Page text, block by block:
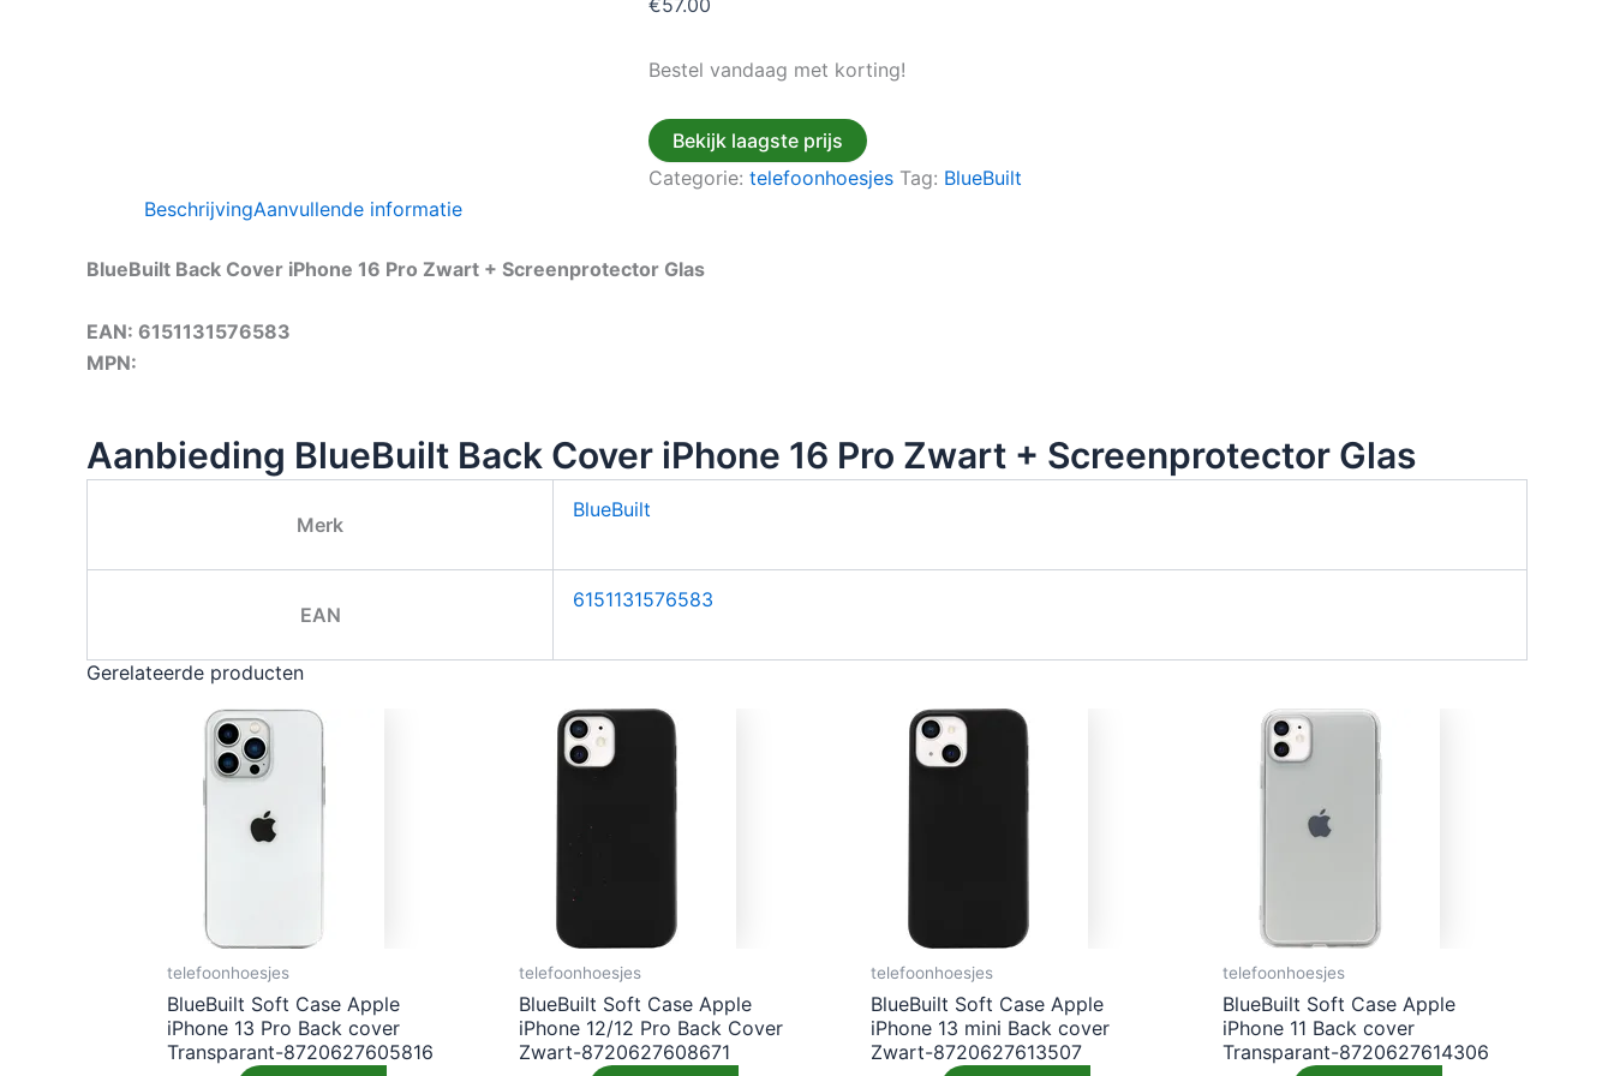
€57.00
Bestel vandaag met korting!
Bekijk laagste prijs
Categorie: telefoonhoesjes Tag: BlueBuilt
BeschrijvingAanvullende informatie
BlueBuilt Back Cover iPhone 16 Pro Zwart + Screenprotector Glas
EAN: 6151131576583
MPN:
Aanbieding BlueBuilt Back Cover iPhone 16 Pro Zwart + Screenprotector Glas
Merk
BlueBuilt
EAN
6151131576583
Gerelateerde producten
telefoonhoesjes
BlueBuilt Soft Case Apple
iPhone 13 Pro Back cover
Transparant-8720627605816
telefoonhoesjes
BlueBuilt Soft Case Apple
iPhone 12/12 Pro Back Cover
Zwart-8720627608671
telefoonhoesjes
BlueBuilt Soft Case Apple
iPhone 13 mini Back cover
Zwart-8720627613507
telefoonhoesjes
BlueBuilt Soft Case Apple
iPhone 11 Back cover
Transparant-8720627614306